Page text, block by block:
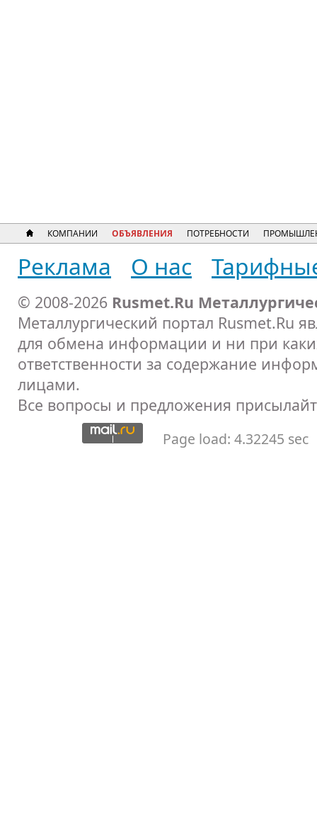
КОМПАНИИ ОБЪЯВЛЕНИЯ ПОТРЕБНОСТИ
Реклама О нас
© 2008-2026 Rusmet.Ru
Металлургический портал Rusmet.Ru
для обмена информации и ни при
ответственности за содержание
лицами.
Все вопросы и предложения
Page load: 4.32245 sec